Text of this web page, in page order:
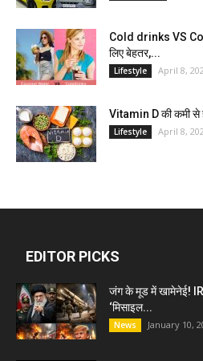
Cold drinks VS
लिए बेहतर,...
Lifestyle April 8,
Vitamin D की कमी से
Lifestyle April 8,
EDITOR PICKS
जंग के मूड में खामेनेई!
‘मिसाइल...
News January 10,